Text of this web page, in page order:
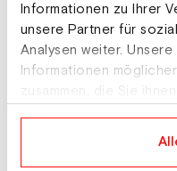
Informationen zu Ihrer
unsere Partner für
Analysen weiter.
Informationen
zusammen, die Sie
15